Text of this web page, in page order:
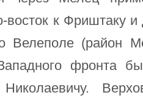
восток к Фриштаку
Велеполе (район
фронта